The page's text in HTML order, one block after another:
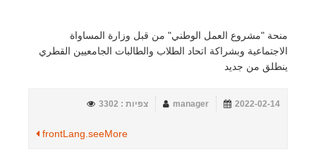
منحة "مشروع العمل الوطني" من قبل وزارة المساواة
الاجتماعية وبشراكة اتحاد الطلاب والطالبات الجامعيين القطري
ينطلق من جديد
2022-02-14
manager צפיות : 3302
frontLang.seeMore